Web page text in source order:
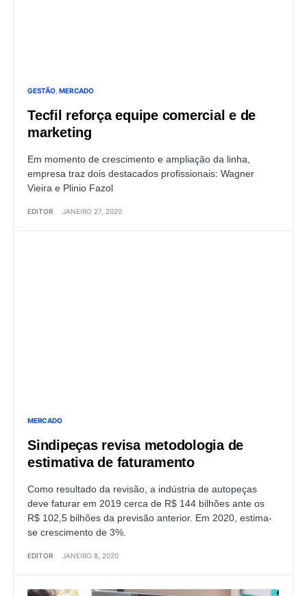
GESTÃO MERCADO
Tecfil reforça equipe comercial e de
marketing
Em momento de crescimento e ampliação da linha,
empresa traz dois destacados profissionais: Wagner
Vieira e Plinio Fazol
EDITOR JANEIRO 27, 2020
MERCADO
Sindipeças revisa metodologia de
estimativa de faturamento
Como resultado da revisão, a indústria de autopeças
deve faturar em 2019 cerca de R$ 144 bilhões ante os
R$ 102,5 bilhões da previsão anterior. Em 2020, estima-
se crescimento de 3%.
EDITOR JANEIRO 8, 2020